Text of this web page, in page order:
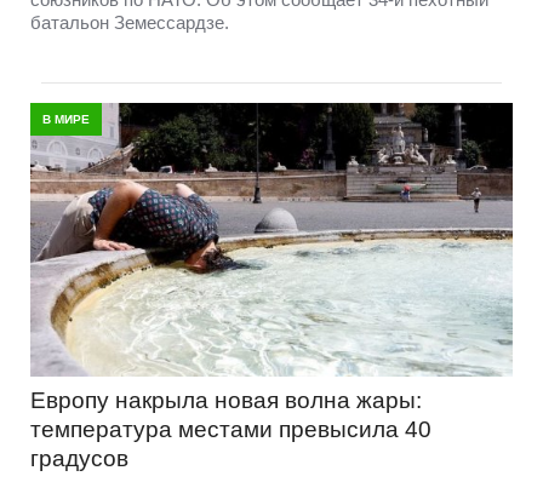
батальон Земессардзе.
В МИРЕ
Европу накрыла новая волна жары:
температура местами превысила 40
градусов